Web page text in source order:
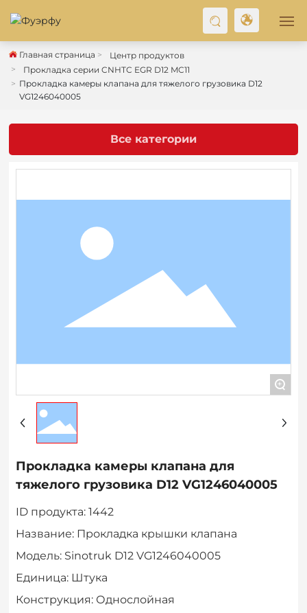
ГЛАВНАЯ
О НАС
БЛОГ
Главная страница
Центр продуктов
Прокладка серии CNHTC EGR D12 MC11
Прокладка камеры клапана для тяжелого грузовика D12
VG1246040005
Все категории
+
Прокладка камеры клапана для
тяжелого грузовика D12 VG1246040005
ID продукта: 1442
Название: Прокладка крышки клапана
Модель: Sinotruk D12 VG1246040005
Единица: Штука
Конструкция: Однослойная